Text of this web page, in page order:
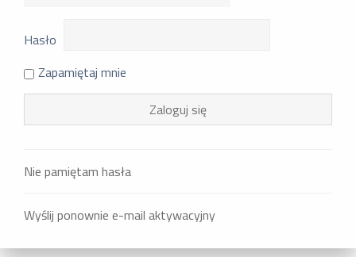
Hasło
Zapamiętaj mnie
Nie pamiętam hasła
Wyślij ponownie e-mail aktywacyjny